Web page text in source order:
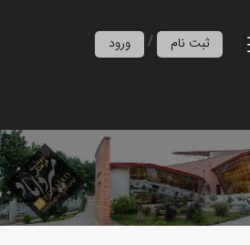
ورود / ثبت نام